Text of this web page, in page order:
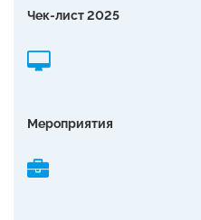
Чек-лист 2025
Мероприятия